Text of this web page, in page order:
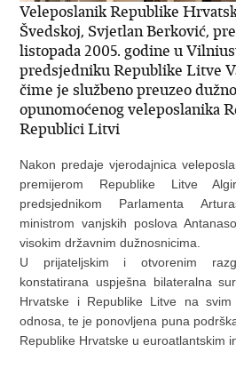
Veleposlanik Republike
Švedskoj, Svjetlan Berković,
listopada 2005. godine u
predsjedniku Republike Litve
čime je službeno preuzeo
opunomoćenog veleposlanika
Republici Litvi
Nakon predaje vjerodajnica
premijerom Republike Litve
predsjednikom Parlamenta
ministrom vanjskih poslova
visokim državnim dužnosnicima.
U prijateljskim i otvorenim
konstatirana uspješna bilateralna
Hrvatske i Republike Litve na svim
odnosa, te je ponovljena puna
Republike Hrvatske u euroatlantskim